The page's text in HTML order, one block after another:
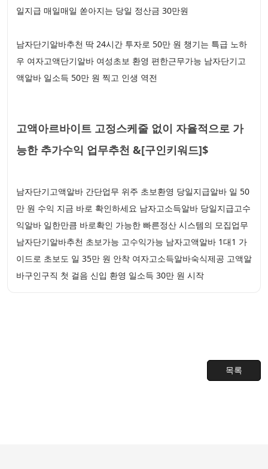
일지급 매일매일 쏟아지는 당일 정산금 30만원
남자단기알바추천 딱 24시간 투자로 50만 원 챙기는 특급 노하
우 여자고액단기알바 여성초보 환영 편한근무가능 남자단기고
액알바 일소득 50만 원 찍고 인생 역전
고액아르바이트 고정스케줄 없이 자율적으로 가
능한 추가수익 업무추천 &[구인키워드]$
남자단기고액알바 간단업무 위주 초보환영 당일지급알바 일 50
만 원 수익 지금 바로 확인하세요 남자고소득알바 당일지급고수
익알바 일한만큼 바로확인 가능한 빠른정산 시스템의 모집업무
남자단기알바추천 초보가능 고수익가능 남자고액알바 1대1 가
이드로 초보도 일 35만 원 안착 여자고소득알바숙식제공 고액알
바구인구직 첫 걸음 신입 환영 일소득 30만 원 시작
목록